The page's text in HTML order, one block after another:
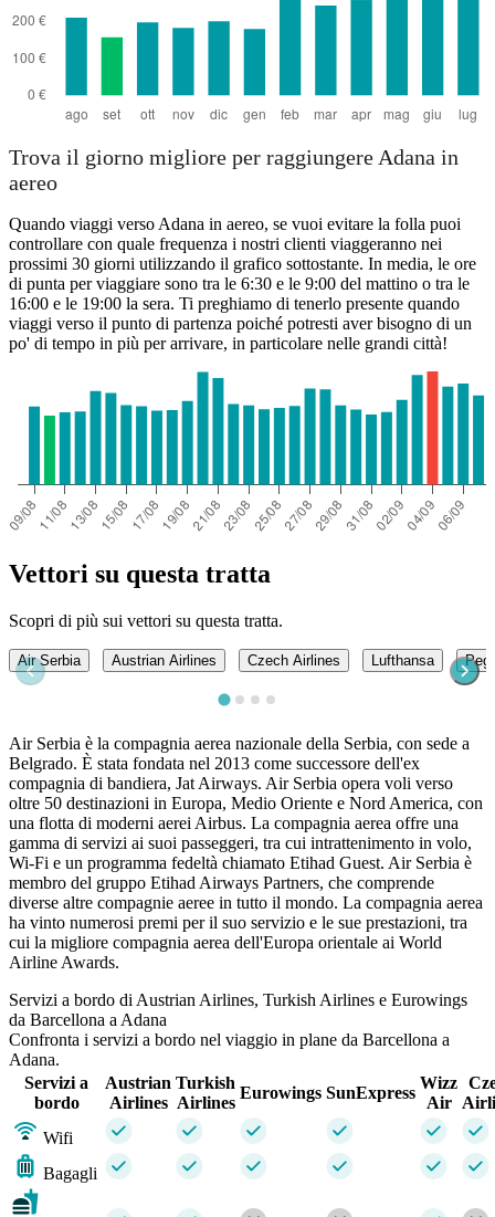
Trova il giorno migliore per raggiungere Adana in
aereo
Quando viaggi verso Adana in aereo, se vuoi evitare la folla puoi
controllare con quale frequenza i nostri clienti viaggeranno nei
prossimi 30 giorni utilizzando il grafico sottostante. In media, le ore
di punta per viaggiare sono tra le 6:30 e le 9:00 del mattino o tra le
16:00 e le 19:00 la sera. Ti preghiamo di tenerlo presente quando
viaggi verso il punto di partenza poiché potresti aver bisogno di un
po' di tempo in più per arrivare, in particolare nelle grandi città!
Vettori su questa tratta
Scopri di più sui vettori su questa tratta.
Air Serbia Austrian Airlines Czech Airlines Lufthansa
Air Serbia è la compagnia aerea nazionale della Serbia, con sede a
Belgrado. È stata fondata nel 2013 come successore dell'ex
compagnia di bandiera, Jat Airways. Air Serbia opera voli verso
oltre 50 destinazioni in Europa, Medio Oriente e Nord America, con
una flotta di moderni aerei Airbus. La compagnia aerea offre una
gamma di servizi ai suoi passeggeri, tra cui intrattenimento in volo,
Wi-Fi e un programma fedeltà chiamato Etihad Guest. Air Serbia è
membro del gruppo Etihad Airways Partners, che comprende
diverse altre compagnie aeree in tutto il mondo. La compagnia aerea
ha vinto numerosi premi per il suo servizio e le sue prestazioni, tra
cui la migliore compagnia aerea dell'Europa orientale ai World
Airline Awards.
Servizi a bordo di Austrian Airlines, Turkish Airlines e Eurowings
da Barcellona a Adana
Confronta i servizi a bordo nel viaggio in plane da Barcellona a
Adana.
Servizi a
bordo
Austrian
Airlines
Turkish
Airlines
Eurowings SunExpress
Wizz
Air
Wifi
Bagagli